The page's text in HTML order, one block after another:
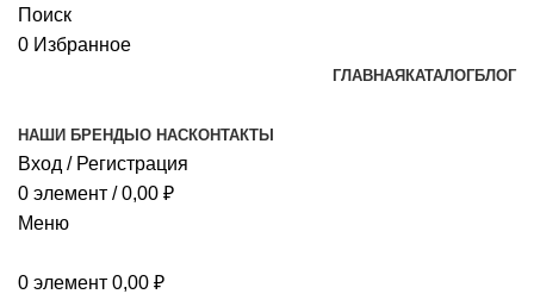
Поиск
0 Избранное
ГЛАВНАЯ КАТАЛОГБЛОГ
НАШИ БРЕНДЫ О НАСКОНТАКТЫ
Вход / Регистрация
0 элемент / 0,00 ₽
Меню
0 элемент 0,00 ₽